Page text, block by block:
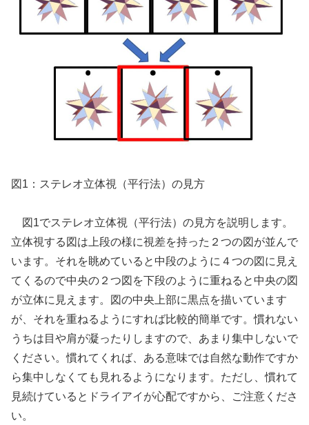
図1：ステレオ立体視（平行法）の見方
図1でステレオ立体視（平行法）の見方を説明します。
立体視する図は上段の様に視差を持った２つの図が並んで
います。それを眺めていると中段のように４つの図に見え
てくるので中央の２つ図を下段のように重ねると中央の図
が立体に見えます。図の中央上部に黒点を描いています
が、それを重ねるようにすれば比較的簡単です。慣れない
うちは目や肩が凝ったりしますので、あまり集中しないで
ください。慣れてくれば、ある意味では自然な動作ですか
ら集中しなくても見れるようになります。ただし、慣れて
見続けているとドライアイが心配ですから、ご注意くださ
い。